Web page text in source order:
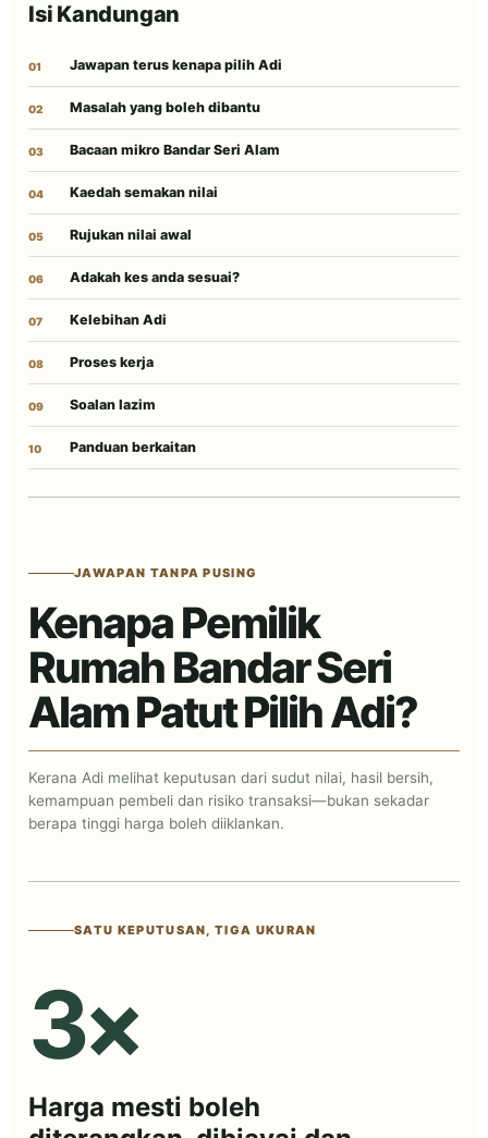
Isi Kandungan
Jawapan terus kenapa pilih Adi
Masalah yang boleh dibantu
Bacaan mikro Bandar Seri Alam
Kaedah semakan nilai
Rujukan nilai awal
Adakah kes anda sesuai?
Kelebihan Adi
Proses kerja
Soalan lazim
Panduan berkaitan
JAWAPAN TANPA PUSING
Kenapa Pemilik
Rumah Bandar Seri
Alam Patut Pilih Adi?
Kerana Adi melihat keputusan dari sudut nilai, hasil bersih,
kemampuan pembeli dan risiko transaksi—bukan sekadar
berapa tinggi harga boleh diiklankan.
SATU KEPUTUSAN, TIGA UKURAN
3×
Harga mesti boleh